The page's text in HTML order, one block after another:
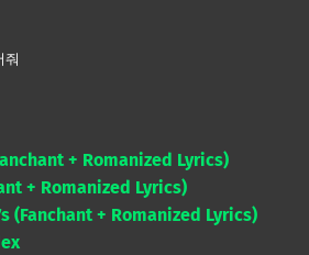
줘
+ Romanized Lyrics)
+ Romanized Lyrics)
(Fanchant + Romanized Lyrics)